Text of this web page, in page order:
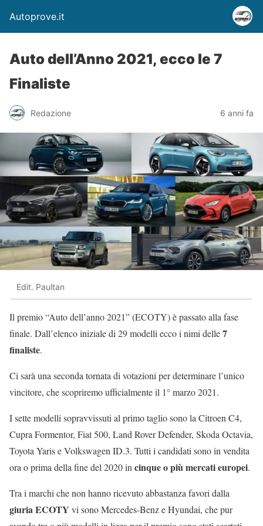
Autoprove.it
Auto dell’Anno 2021, ecco le 7
Finaliste
Redazione 6 anni fa
Edit. Paultan
Il premio “Auto dell’anno 2021” (ECOTY) è passato alla fase
finale. Dall’elenco iniziale di 29 modelli ecco i nimi delle7
finaliste.
Ci sarà una seconda tornata di votazioni per determinare l’unico
vincitore, che scopriremo ufficialmente il 1° marzo 2021.
I sette modelli sopravvissuti al primo taglio sono la Citroen C4,
Cupra Formentor, Fiat 500, Land Rover Defender, Skoda Octavia,
Toyota Yaris e Volkswagen ID.3. Tutti i candidati sono in vendita
ora o prima della fine del 2020 in cinque o più mercati europei.
Tra i marchi che non hanno ricevuto abbastanza favori dalla
giuria ECOTY vi sono Mercedes-Benz e Hyundai, che pur